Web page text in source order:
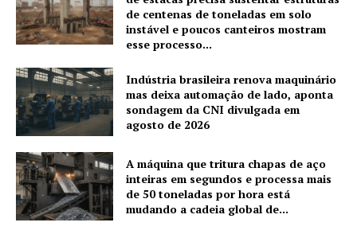
de centenas de toneladas em solo
instável e poucos canteiros mostram
esse processo...
Indústria brasileira renova maquinário
mas deixa automação de lado, aponta
sondagem da CNI divulgada em
agosto de 2026
A máquina que tritura chapas de aço
inteiras em segundos e processa mais
de 50 toneladas por hora está
mudando a cadeia global de...